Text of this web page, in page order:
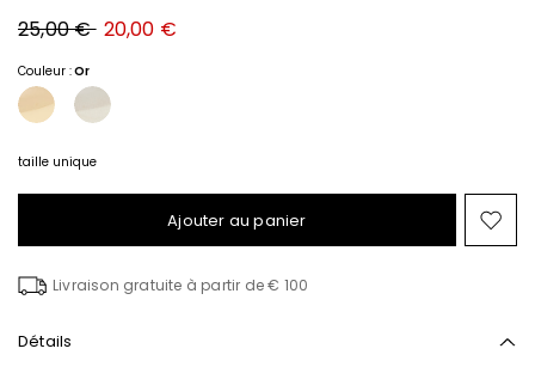
Prix
original
€
25,00 € Nouveau
prix
20,00 €
Couleur :Or
taille unique
Ajouter au panier
Livraison gratuite à partir de € 100
Détails